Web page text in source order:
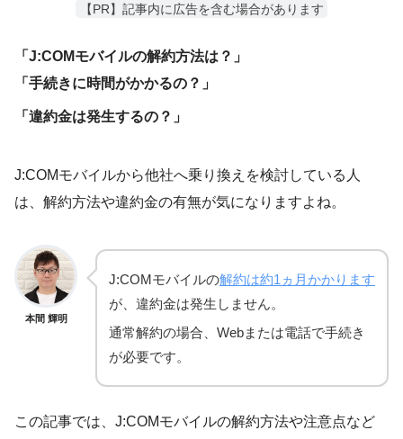
【PR】記事内に広告を含む場合があります
「J:COMモバイルの解約方法は？」
「手続きに時間がかかるの？」
「違約金は発生するの？」
J:COMモバイルから他社へ乗り換えを検討している人
は、解約方法や違約金の有無が気になりますよね。
本間 輝明
J:COMモバイルの解約は約1ヵ月かかります
が、違約金は発生しません。
通常解約の場合、Webまたは電話で手続き
が必要です。
この記事では、J:COMモバイルの解約方法や注意点など